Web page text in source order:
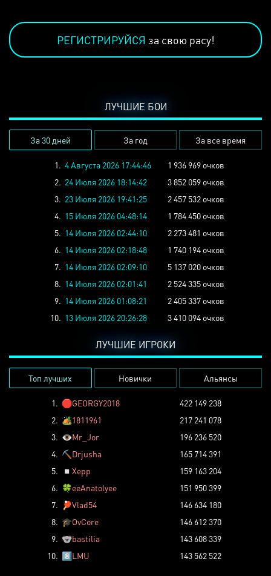
РЕГИСТРИРУЙСЯ за свою расу!
ЛУЧШИЕ БОИ
За 30 дней За год За все время
1. 4 Августа 2026 17:44:46
1 936 969 очков
2. 24 Июля 2026 18:14:42
3 852 059 очков
3. 23 Июля 2026 19:41:25
2 457 532 очков
4. 15 Июля 2026 04:48:14
1 784 450 очков
5. 14 Июля 2026 02:44:10
2 273 481 очков
6. 14 Июля 2026 02:18:48
1 740 194 очков
7. 14 Июля 2026 02:09:10
5 137 020 очков
8. 14 Июля 2026 02:01:41
2 524 335 очков
9. 14 Июля 2026 01:08:21
2 405 337 очков
10. 13 Июля 2026 20:26:28 3 410 094 очков
ЛУЧШИЕ ИГРОКИ
Топ лучших Новички Альянсы
1. 🛑GEORGY2018
422 149 238
2. 🏕️1811961
217 241 078
3. 👁️Mr_Jor
196 236 520
4. ⛏️ Drjusha
165 714 391
5.
◽ Xepp
159 163 204
6. 🍀eeAnatolyee
151 950 399
7.
🏓Vlad54
146 634 180
8. 🎓OvCore
146 612 370
9. 🐨bastilia
143 608 339
10. 8️⃣LMU 143 562 522